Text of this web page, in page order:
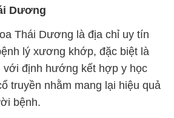
Dương
Thái Dương là địa chỉ uy tín
lý xương khớp, đặc biệt là
với định hướng kết hợp y học
truyền nhằm mang lại hiệu quả
bệnh.